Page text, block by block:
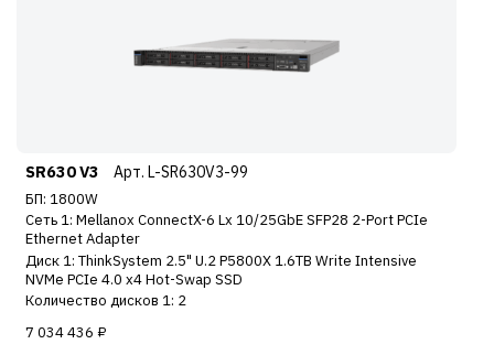
SR630 V3 Арт. L-SR630V3-99
БП: 1800W
Сеть 1: Mellanox ConnectX-6 Lx 10/25GbE SFP28 2-Port PCIe
Ethernet Adapter
Диск 1: ThinkSystem 2.5" U.2 P5800X 1.6TB Write Intensive
NVMe PCIe 4.0 x4 Hot-Swap SSD
Количество дисков 1: 2
7 034 436 ₽